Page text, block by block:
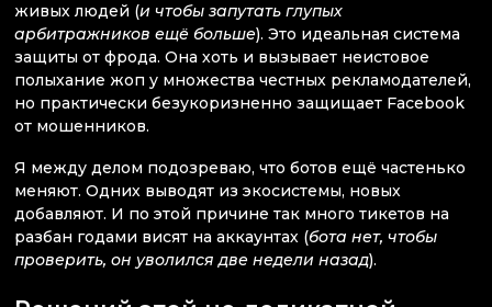
живых людей (и чтобы запутать глупых
арбитражников ещё больше). Это идеальная система
защиты от фрода. Она хоть и вызывает неистовое
полыхание жоп у множества честных рекламодателей,
но практически безукоризненно защищает Facebook
от мошенников.
Я между делом подозреваю, что ботов ещё частенько
меняют. Одних выводят из экосистемы, новых
добавляют. И по этой причине так много тикетов на
разбан годами висят на аккаунтах (бота нет, чтобы
проверить, он уволился две недели назад).